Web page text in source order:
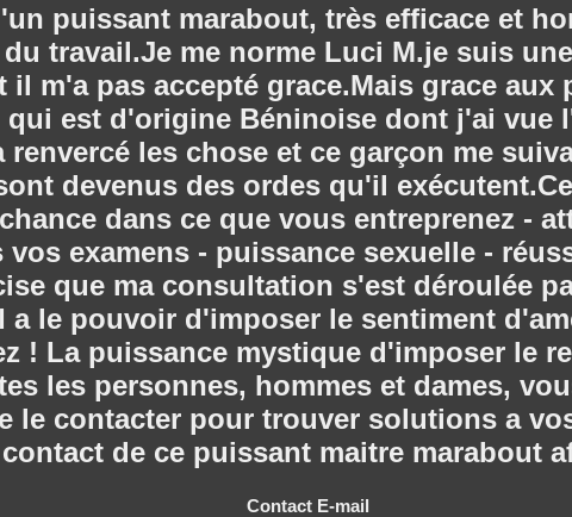
puissant marabout, très efficace et
travail.Je me norme Luci M.je suis
m'a pas accepté grace.Mais grace
qui est d'origine Béninoise dont j'ai vue
renvercé les chose et ce garçon me
devenus des ordes qu'il
dans ce que vous entreprenez -
examens - puissance sexuelle -
que ma consultation s'est déroulée
a le pouvoir d'imposer le sentiment
! La puissance mystique d'imposer le
les personnes, hommes et dames,
le contacter pour trouver solutions a
de ce puissant maitre marabout
Contact E-mail